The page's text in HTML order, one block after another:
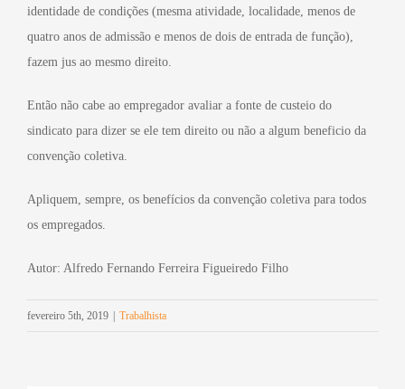
identidade de condições (mesma atividade, localidade, menos de
quatro anos de admissão e menos de dois de entrada de função),
fazem jus ao mesmo direito.
Então não cabe ao empregador avaliar a fonte de custeio do
sindicato para dizer se ele tem direito ou não a algum beneficio da
convenção coletiva.
Apliquem, sempre, os benefícios da convenção coletiva para todos
os empregados.
Autor: Alfredo Fernando Ferreira Figueiredo Filho
fevereiro 5th, 2019 Trabalhista